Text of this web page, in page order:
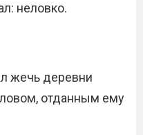
неловко.
жечь деревни
отданным ему